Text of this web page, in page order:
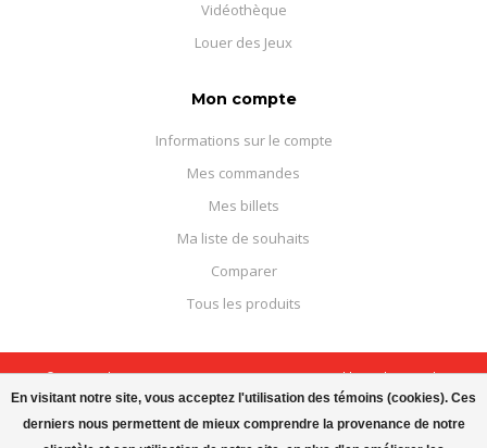
En visitant notre site, vous acceptez l'utilisation des témoins (cookies). Ces
derniers nous permettent de mieux comprendre la provenance de notre
Vidéothèque
Louer des Jeux
Mon compte
Informations sur le compte
Mes commandes
Mes billets
Ma liste de souhaits
Comparer
Tous les produits
© Copyright 2026 Boutique Courajeux - Powered byLightspeed-
Theme byDyvelopment